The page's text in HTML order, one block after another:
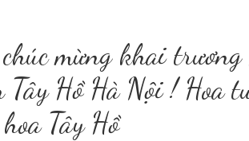
mừng khai
Hồ Hà Nội ! Hoa
Tây Hồ